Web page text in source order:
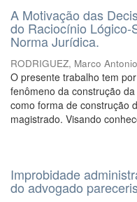
A Motivação das
do Raciocínio Lógico-
Norma Jurídica.
RODRIGUEZ, Marco
O presente trabalho tem
fenômeno da construção
como forma de construção
magistrado. Visando
Improbidade
do advogado